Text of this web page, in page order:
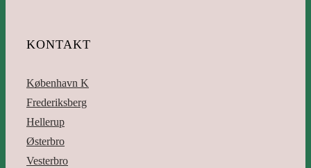
KONTAKT
København K
Frederiksberg
Hellerup
Østerbro
Vesterbro